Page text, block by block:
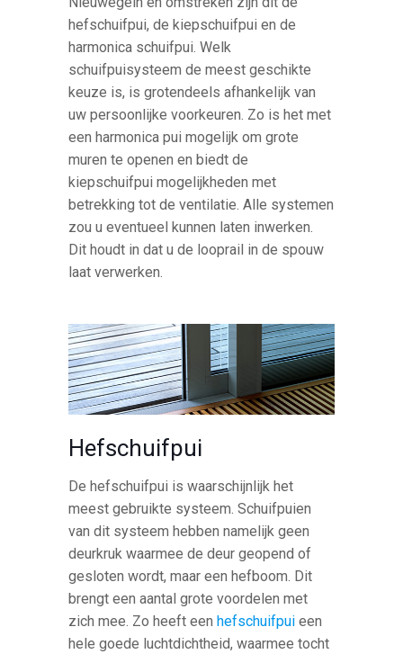
hefschuifpui, de kiepschuifpui en de
harmonica schuifpui. Welk
schuifpuisysteem de meest geschikte
keuze is, is grotendeels afhankelijk van
uw persoonlijke voorkeuren. Zo is het met
een harmonica pui mogelijk om grote
muren te openen en biedt de
kiepschuifpui mogelijkheden met
betrekking tot de ventilatie. Alle systemen
zou u eventueel kunnen laten inwerken.
Dit houdt in dat u de looprail in de spouw
laat verwerken.
Hefschuifpui
De hefschuifpui is waarschijnlijk het
meest gebruikte systeem. Schuifpuien
van dit systeem hebben namelijk geen
deurkruk waarmee de deur geopend of
gesloten wordt, maar een hefboom. Dit
brengt een aantal grote voordelen met
zich mee. Zo heeft een hefschuifpui een
hele goede luchtdichtheid, waarmee tocht